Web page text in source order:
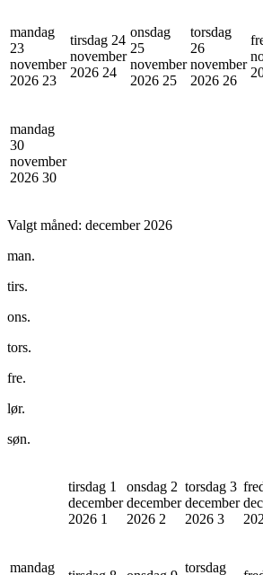
mandag
23
november
2026 23
tirsdag 24
november
2026 24
onsdag
25
november
2026 25
torsdag
26
november
2026 26
mandag
30
november
2026 30
Valgt måned: december 2026
man.
tirs.
ons.
tors.
fre.
lør.
søn.
tirsdag 1
december
2026 1
onsdag 2
december
2026 2
torsdag 3
december
2026 3
mandag torsdag